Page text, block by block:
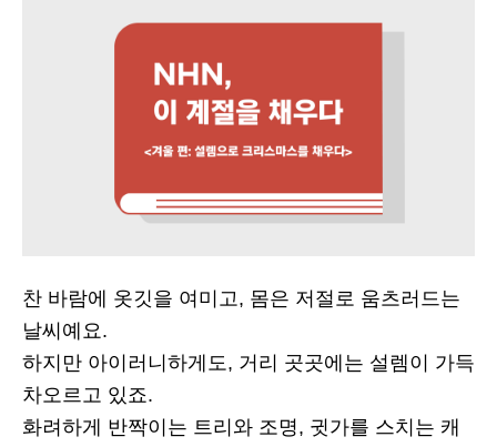
찬 바람에 옷깃을 여미고, 몸은 저절로 움츠러드는
날씨예요.
하지만 아이러니하게도, 거리 곳곳에는 설렘이 가득
차오르고 있죠.
화려하게 반짝이는 트리와 조명, 귓가를 스치는 캐